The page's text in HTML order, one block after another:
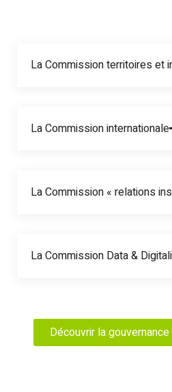
La Commission territoires et
La Commission internationale
La Commission « relations
La Commission Data &
Découvrir la